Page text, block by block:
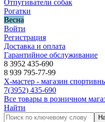
Отпугиватели собак
Рогатки
Весна
Войти
Регистрация
Доставка и оплата
Гарантийное обслуживание
8 3952 435-690
8 939 795-77-99
Х-мастер - магазин
7(3952) 435-690
Все товары в розничном
Найти